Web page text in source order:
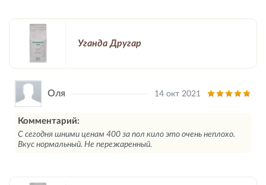
Уганда Другар
Оля 14 окт 2021
Комментарий:
С сегодня шними ценам 400 за пол кило это очень неплохо.
Вкус нормальный. Не пережаренный.